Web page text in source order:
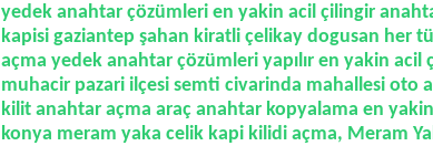
yedek anahtar çözümleri en yakin acil çilingir
kapisi gaziantep şahan kiratli çelikay dogusan her
açma yedek anahtar çözümleri yapılır en yakin
muhacir pazari ilçesi semti civarinda mahallesi oto
kilit anahtar açma araç anahtar kopyalama en
konya meram yaka celik kapi kilidi açma, Meram